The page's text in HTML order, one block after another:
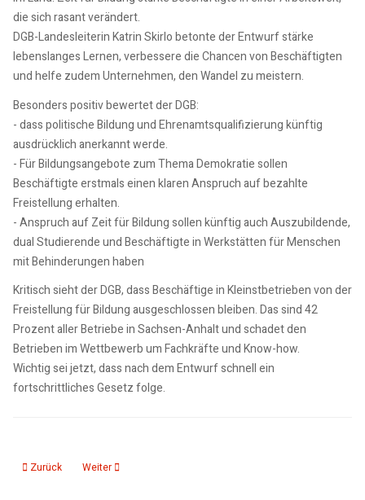
die sich rasant verändert.
DGB-Landesleiterin Katrin Skirlo betonte der Entwurf stärke
lebenslanges Lernen, verbessere die Chancen von Beschäftigten
und helfe zudem Unternehmen, den Wandel zu meistern.
Besonders positiv bewertet der DGB:
- dass politische Bildung und Ehrenamtsqualifizierung künftig
ausdrücklich anerkannt werde.
- Für Bildungsangebote zum Thema Demokratie sollen
Beschäftigte erstmals einen klaren Anspruch auf bezahlte
Freistellung erhalten.
- Anspruch auf Zeit für Bildung sollen künftig auch Auszubildende,
dual Studierende und Beschäftigte in Werkstätten für Menschen
mit Behinderungen haben
Kritisch sieht der DGB, dass Beschäftige in Kleinstbetrieben von der
Freistellung für Bildung ausgeschlossen bleiben. Das sind 42
Prozent aller Betriebe in Sachsen-Anhalt und schadet den
Betrieben im Wettbewerb um Fachkräfte und Know-how.
Wichtig sei jetzt, dass nach dem Entwurf schnell ein
fortschrittliches Gesetz folge.
Vorheriger Beitrag: 05.02.26: Digitalpakt Whiteboards und andere
Zurück Nächster Beitrag: 05.02.26: MVB Investition in Mobilität und
Weiter